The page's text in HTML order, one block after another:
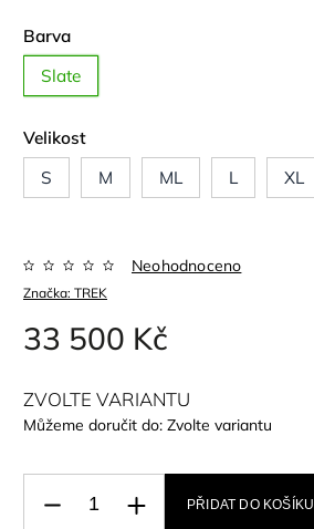
Barva
Slate
Velikost
S
M ML L XL
Značka: TREK
Neohodnoceno
33 500 Kč
ZVOLTE VARIANTU
Můžeme doručit do: Zvolte variantu
PŘIDAT DO KOŠÍKU